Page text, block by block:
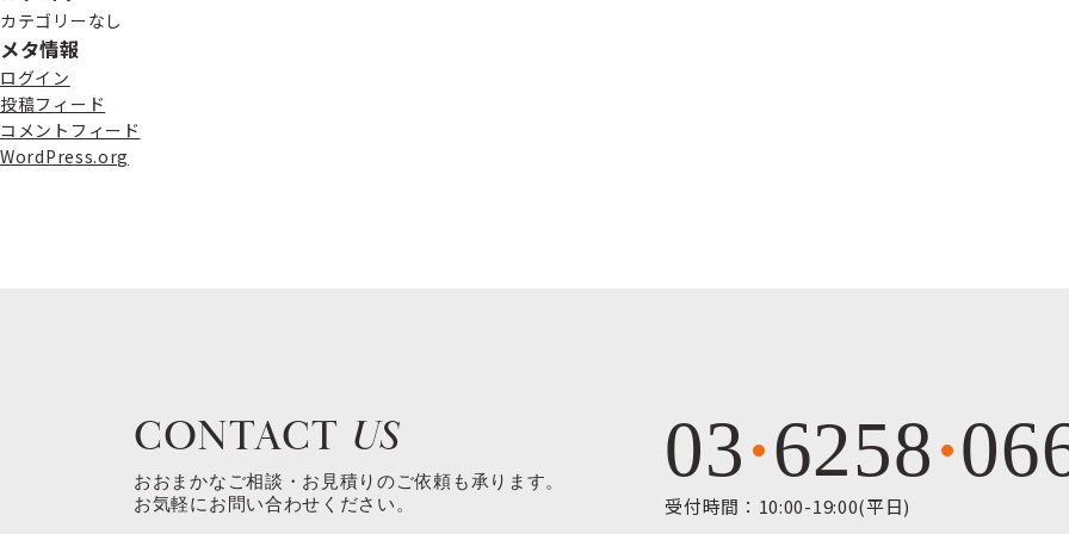
カテゴリーなし
メタ情報
ログイン
投稿フィード
コメントフィード
WordPress.org
CONTACT US
おおまかなご相談・お見積りのご依頼も承ります。
お気軽にお問い合わせください。
03 6258
受付時間：10:00-19:00(平日)